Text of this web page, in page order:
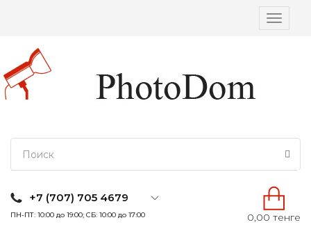
Вкл/
+7 (707) 705 4679
ПН-ПТ: 10:00 до 19:00; СБ: 10:00 до 17:00 0,00 тенге